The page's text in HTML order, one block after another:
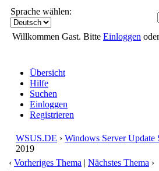
Sprache wählen:
Willkommen Gast. Bitte Einloggen
Übersicht
Hilfe
Suchen
Einloggen
Registrieren
WSUS.DE › Windows Server Update
2019
‹ Vorheriges Thema | Nächstes Thema ›